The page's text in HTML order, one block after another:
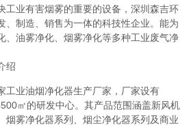
业有害烟雾的重要的设备，深圳森吉环
、制造、销售为一体的科技性企业。能为
、油雾净化、烟雾净化等多种工业废气净
绍
业油烟净化器生产厂家，厂家设有
㎡的研发中心。其产品范围涵盖新风机
烟雾净化器系列、烟尘净化器系列及商业